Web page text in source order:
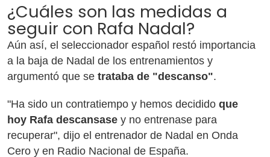
¿Cuáles son las medidas a
seguir con Rafa Nadal?
Aún así, el seleccionador español restó importancia
a la baja de Nadal de los entrenamientos y
argumentó que se trataba de "descanso".
"Ha sido un contratiempo y hemos decidido que
hoy Rafa descansase y no entrenase para
recuperar", dijo el entrenador de Nadal en Onda
Cero y en Radio Nacional de España.